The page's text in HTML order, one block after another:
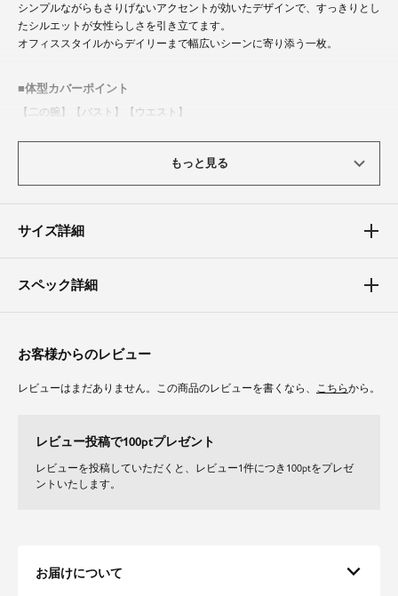
シンプルながらもさりげないアクセントが効いたデザインで、すっきりとし
たシルエットが女性らしさを引き立てます。
オフィススタイルからデイリーまで幅広いシーンに寄り添う一枚。
体型カバーポイント
【二の腕】【バスト】【ウエスト】
テーラードの直線的なラインが縦の印象を強調し、全体をシャープに見せて
くれます。
もっと見る
サイズ詳細
スペック詳細
お客様からのレビュー
レビューはまだありません。この商品のレビューを書くなら、 こちらから。
レビュー投稿で100ptプレゼント
レビューを投稿していただくと、レビュー1件につき100ptをプレゼ
ントいたします。
お届けについて